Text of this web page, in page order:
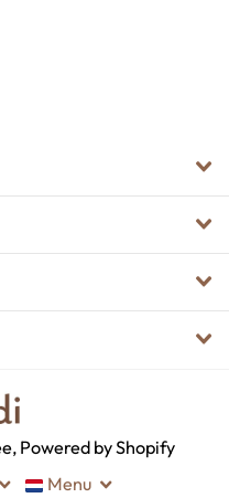
Powered by Shopify
Menu